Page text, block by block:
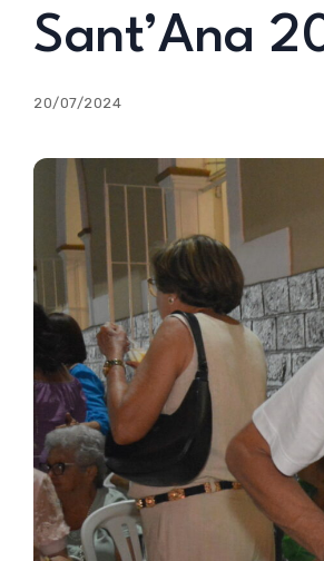
Sant’Ana
20/07/2024